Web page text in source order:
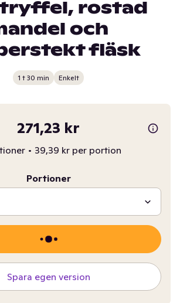
rostad
och
fläsk
1 t 30 min Enkelt
271,23 kr
• 39,39 kr per portion
Portioner
Spara egen version